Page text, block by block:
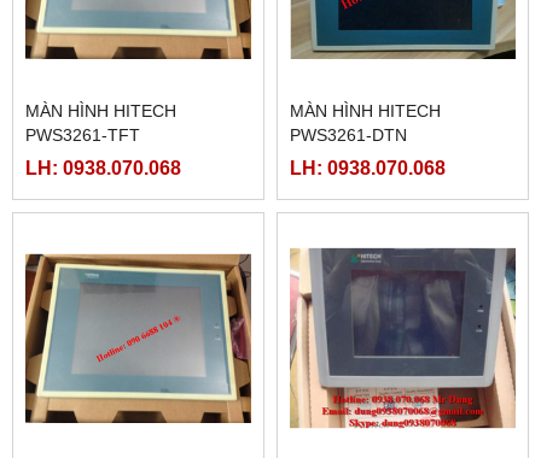
MÀN HÌNH HITECH
PWS3261-TFT
LH: 0938.070.068
MÀN HÌNH HITECH
PWS3261-DTN
LH: 0938.070.068